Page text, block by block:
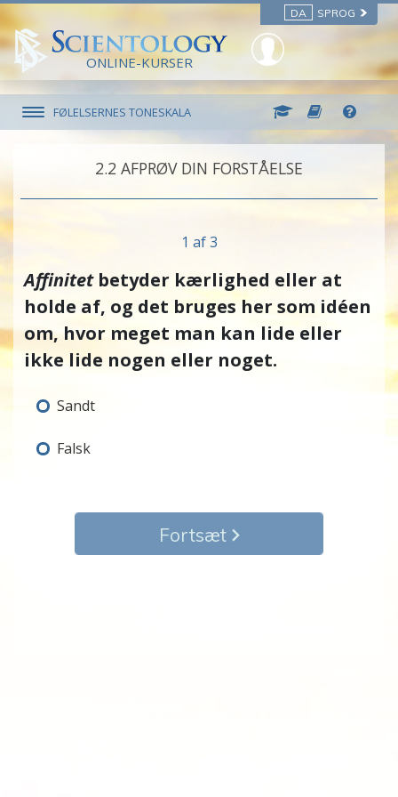
DA SPROG
ONLINE-KURSER
FØLELSERNES TONESKALA
2.‎2 AFPRØV DIN FORSTÅELSE
1 af 3
Affinitetbetyder kærlighed eller at
holde af, og det bruges her som idéen
om, hvor meget man kan lide eller
ikke lide nogen eller noget.
Sandt
Falsk
Fortsæt